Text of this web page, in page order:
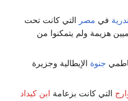
في مصر التي كانت تحت
هزيمة ولم يتمكنوا من
جنوة الإيطالية وجزيرة
التي كانت بزعامة ابن كيداد